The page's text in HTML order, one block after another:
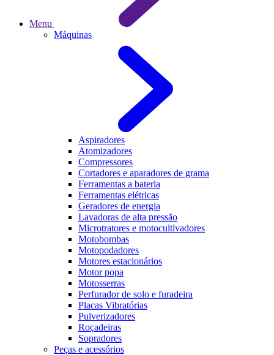
Menu
Máquinas
Aspiradores
Atomizadores
Compressores
Cortadores e aparadores de grama
Ferramentas a bateria
Ferramentas elétricas
Geradores de energia
Lavadoras de alta pressão
Microtratores e motocultivadores
Motobombas
Motopodadores
Motores estacionários
Motor popa
Motosserras
Perfurador de solo e furadeira
Placas Vibratórias
Pulverizadores
Roçadeiras
Sopradores
Peças e acessórios